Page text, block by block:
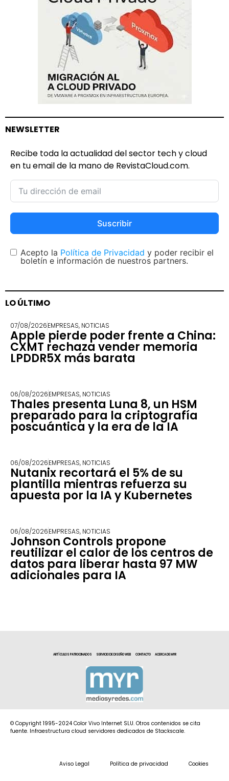
NEWSLETTER
Recibe toda la actualidad del sector tech y cloud
en tu email de la mano de RevistaCloud.com.
Suscribir
Acepto la Política de Privacidad y poder recibir el
boletín e información de nuestros partners.
LO ÚLTIMO
07/08/2026EMPRESAS, NOTICIAS
Apple pierde poder frente a China:
CXMT rechaza vender memoria
LPDDR5X más barata
06/08/2026EMPRESAS, NOTICIAS
Thales presenta Luna 8, un HSM
preparado para la criptografía
poscuántica y la era de la IA
06/08/2026EMPRESAS, NOTICIAS
Nutanix recortará el 5% de su
plantilla mientras refuerza su
apuesta por la IA y Kubernetes
06/08/2026EMPRESAS, NOTICIAS
Johnson Controls propone
reutilizar el calor de los centros de
datos para liberar hasta 97 MW
adicionales para IA
ARTÍCULOS PATROCINADOS SERVICIO DE DISEÑO WEB CONTACTO ACERCA DE MYR
© Copyright 1995-2024 Color Vivo Internet SLU. Otros contenidos se cita
fuente. Infraestructura cloud servidores dedicados de Stackscale.
Aviso Legal Política de privacidad Cookies